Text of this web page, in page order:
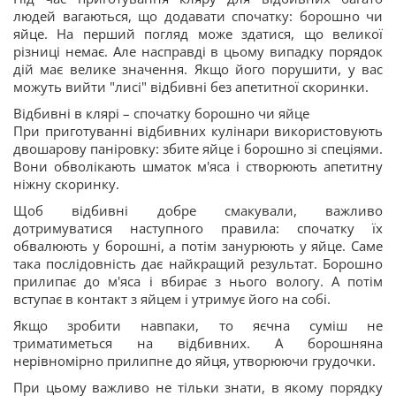
людей вагаються, що додавати спочатку: борошно чи
яйце. На перший погляд може здатися, що великої
різниці немає. Але насправді в цьому випадку порядок
дій має велике значення. Якщо його порушити, у вас
можуть вийти "лисі" відбивні без апетитної скоринки.
Відбивні в клярі – спочатку борошно чи яйце
При приготуванні відбивних кулінари використовують
двошарову паніровку: збите яйце і борошно зі спеціями.
Вони обволікають шматок м'яса і створюють апетитну
ніжну скоринку.
Щоб відбивні добре смакували, важливо
дотримуватися наступного правила: спочатку їх
обвалюють у борошні, а потім занурюють у яйце. Саме
така послідовність дає найкращий результат. Борошно
прилипає до м'яса і вбирає з нього вологу. А потім
вступає в контакт з яйцем і утримує його на собі.
Якщо зробити навпаки, то яєчна суміш не
триматиметься на відбивних. А борошняна
нерівномірно прилипне до яйця, утворюючи грудочки.
При цьому важливо не тільки знати, в якому порядку